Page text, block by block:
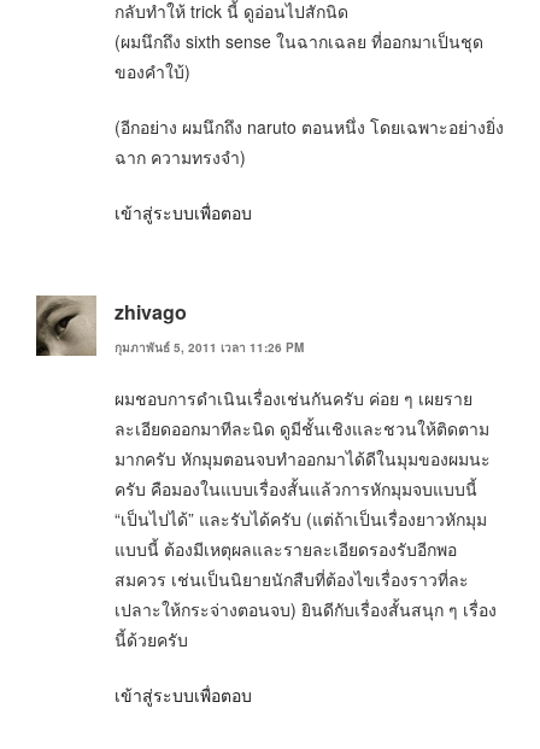
กลับทำให้ trick นี้ ดูอ่อนไปสักนิด
(ผมนึกถึง sixth sense ในฉากเฉลย ที่ออกมาเป็นชุด
ของคำใบ้)
(อีกอย่าง ผมนึกถึง naruto ตอนหนึ่ง โดยเฉพาะอย่างยิ่ง
ฉาก ความทรงจำ)
เข้าสู่ระบบเพื่อตอบ
zhivago
กุมภาพันธ์ 5, 2011 เวลา 11:26 PM
ผมชอบการดำเนินเรื่องเช่นกันครับ ค่อย ๆ เผยราย
ละเอียดออกมาทีละนิด ดูมีชั้นเชิงและชวนให้ติดตาม
มากครับ หักมุมตอนจบทำออกมาได้ดีในมุมของผมนะ
ครับ คือมองในแบบเรื่องสั้นแล้วการหักมุมจบแบบนี้
“เป็นไปได้” และรับได้ครับ (แต่ถ้าเป็นเรื่องยาวหักมุม
แบบนี้ ต้องมีเหตุผลและรายละเอียดรองรับอีกพอ
สมควร เช่นเป็นนิยายนักสืบที่ต้องไขเรื่องราวที่ละ
เปลาะให้กระจ่างตอนจบ) ยินดีกับเรื่องสั้นสนุก ๆ เรื่อง
นี้ด้วยครับ
เข้าสู่ระบบเพื่อตอบ